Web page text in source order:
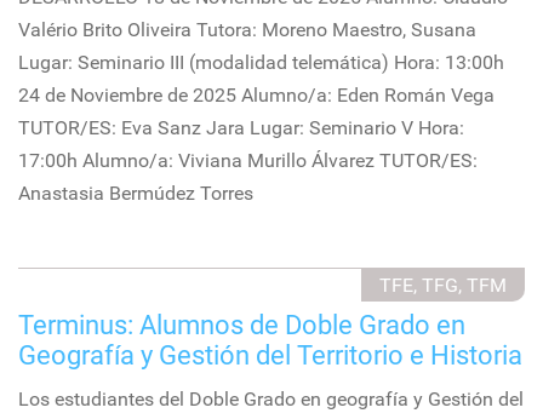
Valério Brito Oliveira Tutora: Moreno Maestro, Susana
Lugar: Seminario III (modalidad telemática) Hora: 13:00h
24 de Noviembre de 2025 Alumno/a: Eden Román Vega
TUTOR/ES: Eva Sanz Jara Lugar: Seminario V Hora:
17:00h Alumno/a: Viviana Murillo Álvarez TUTOR/ES:
Anastasia Bermúdez Torres
TFE, TFG, TFM
Terminus: Alumnos de Doble Grado en
Geografía y Gestión del Territorio e Historia
Los estudiantes del Doble Grado en geografía y Gestión del